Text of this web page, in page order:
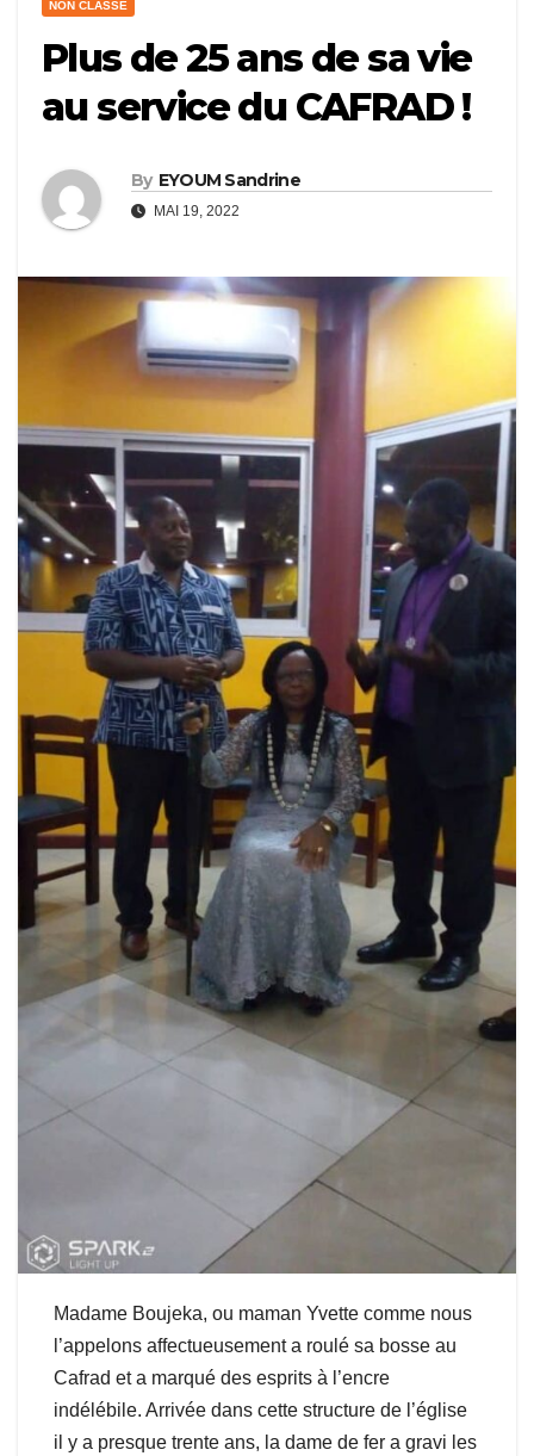
NON CLASSÉ
Plus de 25 ans de sa vie
au service du CAFRAD !
By EYOUM Sandrine
MAI 19, 2022
Madame Boujeka, ou maman Yvette comme nous
l’appelons affectueusement a roulé sa bosse au
Cafrad et a marqué des esprits à l’encre
indélébile. Arrivée dans cette structure de l’église
il y a presque trente ans, la dame de fer a gravi les